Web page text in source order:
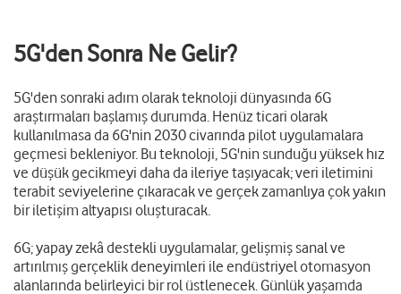
5G'den Sonra Ne Gelir?
5G'den sonraki adım olarak teknoloji dünyasında 6G
araştırmaları başlamış durumda. Henüz ticari olarak
kullanılmasa da 6G'nin 2030 civarında pilot uygulamalara
geçmesi bekleniyor. Bu teknoloji, 5G'nin sunduğu yüksek hız
ve düşük gecikmeyi daha da ileriye taşıyacak; veri iletimini
terabit seviyelerine çıkaracak ve gerçek zamanlıya çok yakın
bir iletişim altyapısı oluşturacak.
6G; yapay zekâ destekli uygulamalar, gelişmiş sanal ve
artırılmış gerçeklik deneyimleri ile endüstriyel otomasyon
alanlarında belirleyici bir rol üstlenecek. Günlük yaşamda